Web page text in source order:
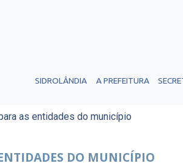
SIDROLÂNDIA A PREFEITURA
as entidades do município
DO MUNICÍPIO